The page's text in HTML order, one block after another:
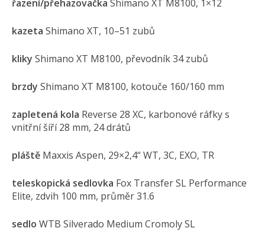
řazení/přehazovačka Shimano XT M8100, 1×12
kazeta Shimano XT, 10–51 zubů
kliky Shimano XT M8100, převodník 34 zubů
brzdy Shimano XT M8100, kotouče 160/160 mm
zapletená kola Reverse 28 XC, karbonové ráfky s
vnitřní šíří 28 mm, 24 drátů
pláště Maxxis Aspen, 29×2,4“ WT, 3C, EXO, TR
teleskopická sedlovka Fox Transfer SL Performance
Elite, zdvih 100 mm, průměr 31.6
sedlo WTB Silverado Medium Cromoly SL